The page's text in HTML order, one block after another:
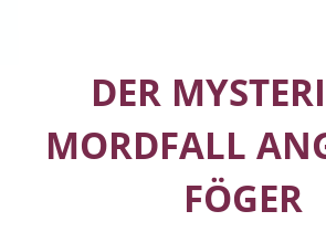
DER
MORDFALL
FÖGER